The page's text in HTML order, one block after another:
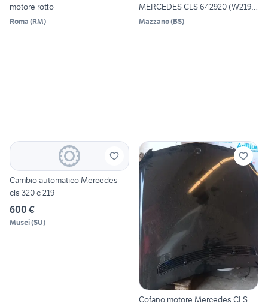
motore rotto
Roma (RM)
MERCEDES CLS 642920 (W219)
320
Mazzano(BS)
Cambio automatico Mercedes
cls 320 c 219
600 €
Musei(SU)
Cofano motore Mercedes CLS